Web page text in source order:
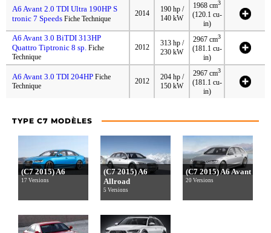
A6 Avant 2.0 TDI Ultra 190HP S
tronic 7 Speeds Fiche Technique
2014
190 hp /
140 kW
1968 cm3
(120.1 cu-
in)
A6 Avant 3.0 BiTDI 313HP
Quattro Tiptronic 8 sp. Fiche
Technique
2012
313 hp /
230 kW
2967 cm3
(181.1 cu-
in)
A6 Avant 3.0 TDI 204HP Fiche
Technique
2012
204 hp /
150 kW
2967 cm3
(181.1 cu-
in)
TYPE C7 MODÈLES
(C7 2015) A6
17 Versions
(C7 2015) A6
Allroad
5 Versions
(C7 2015) A6 Avant
20 Versions